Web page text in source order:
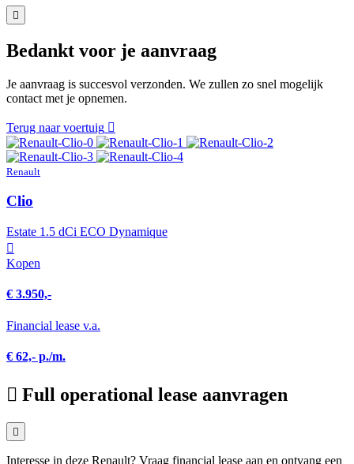
Bedankt voor je aanvraag
Je aanvraag is succesvol verzonden. We zullen zo snel mogelijk
contact met je opnemen.
Terug naar voertuig
Renault
Clio
Estate 1.5 dCi ECO Dynamique
Kopen
€ 3.950,-
Financial lease v.a.
€ 62,- p./m.
Full operational lease aanvragen
Interesse in deze Renault? Vraag financial lease aan en ontvang een